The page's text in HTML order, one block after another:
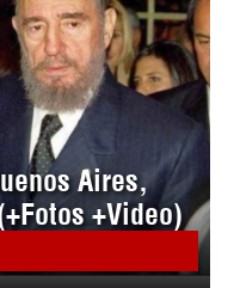
Aires,
+Video)